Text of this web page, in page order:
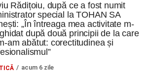
Rădițoiu, după ce a fost numit
special la TOHAN SA
„În întreaga mea activitate m-
după două principii de la care
am abătut: corectitudinea și
acum 6 zile